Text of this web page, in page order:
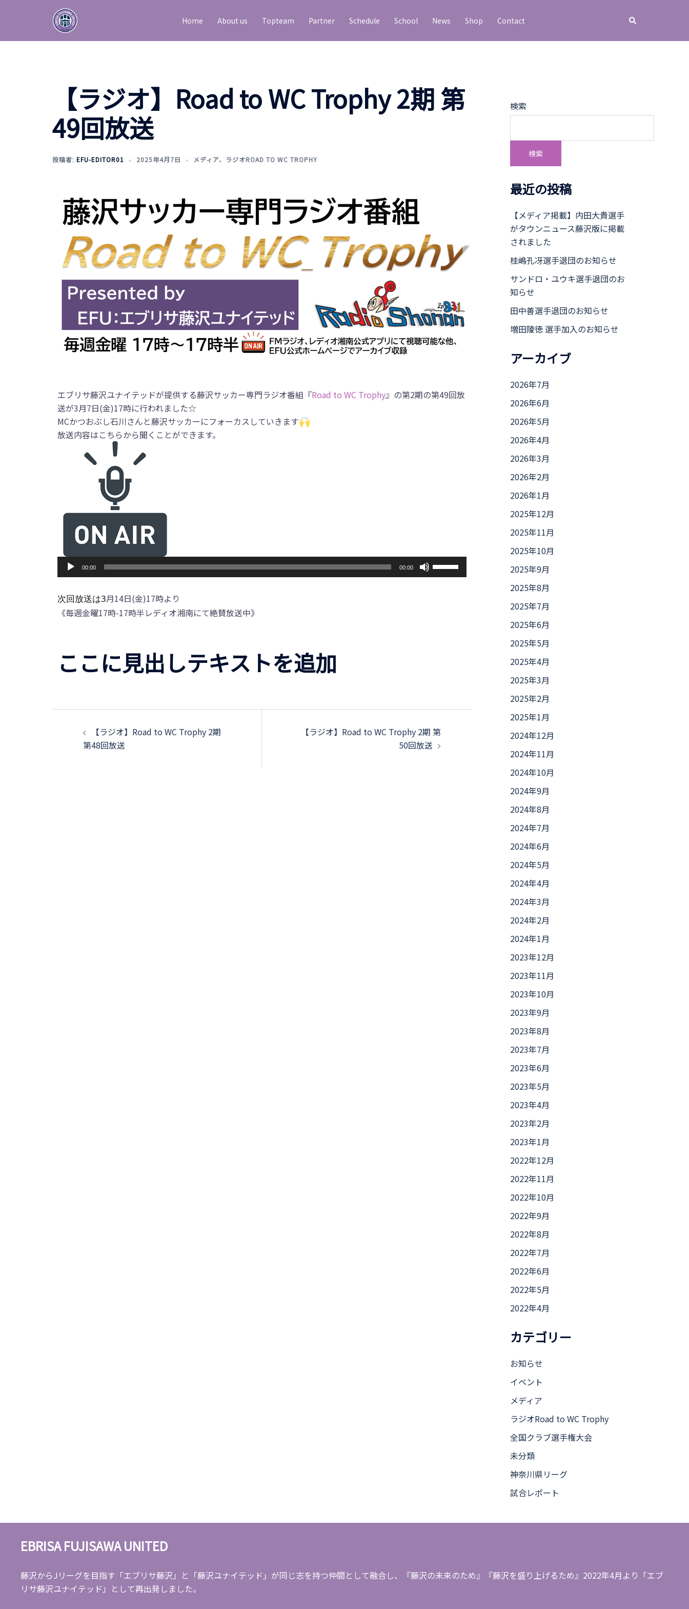
Home About us Topteam Partner Schedule School News Shop Contact
【ラジオ】Road to WC Trophy 2期 第
49回放送
投稿者: EFU-EDITOR01 2025年4月7日 メディア、 ラジオROAD TO WC TROPHY
エブリサ藤沢ユナイテッドが提供する藤沢サッカー専門ラジオ番組『Road to WC Trophy』の第2期の第49回放
送が3月7日(金)17時に行われました☆
MCかつおぶし石川さんと藤沢サッカーにフォーカスしていきます
放送内容はこちらから聞くことができます。
声
レ
ー
00:00 00:00
リ
矢
キ
ー
次回放送は3月14日(金)17時より
《毎週金曜17時-17時半レディオ湘南にて絶賛放送中》
ここに見出しテキストを追加
【ラジオ】Road to WC Trophy 2期
第48回放送
【ラジオ】Road to WC Trophy 2期 第
50回放送
検索
検索
最近の投稿
【メディア掲載】内田大貴選手
がタウンニュース藤沢版に掲載
されました
桂嶋孔冴選手退団のお知らせ
サンドロ・ユウキ選手退団のお
知らせ
田中善選手退団のお知らせ
増田陵徳 選手加入のお知らせ
アーカイブ
2026年7月
2026年6月
2026年5月
2026年4月
2026年3月
2026年2月
2026年1月
2025年12月
2025年11月
2025年10月
2025年9月
2025年8月
2025年7月
2025年6月
2025年5月
2025年4月
2025年3月
2025年2月
2025年1月
2024年12月
2024年11月
2024年10月
2024年9月
2024年8月
2024年7月
2024年6月
2024年5月
2024年4月
2024年3月
2024年2月
2024年1月
2023年12月
2023年11月
2023年10月
2023年9月
2023年8月
2023年7月
2023年6月
2023年5月
2023年4月
2023年2月
2023年1月
2022年12月
2022年11月
2022年10月
2022年9月
2022年8月
2022年7月
2022年6月
2022年5月
2022年4月
カテゴリー
お知らせ
イベント
メディア
ラジオRoad to WC Trophy
全国クラブ選手権大会
未分類
神奈川県リーグ
試合レポート
EBRISA FUJISAWA UNITED
藤沢からJリーグを目指す「エブリサ藤沢」と「藤沢ユナイテッド」が同じ志を持つ仲間として融合し、『藤沢の未来のため』『藤沢を盛り上げるため』2022年4月より「エブ
リサ藤沢ユナイテッド」として再出発しました。